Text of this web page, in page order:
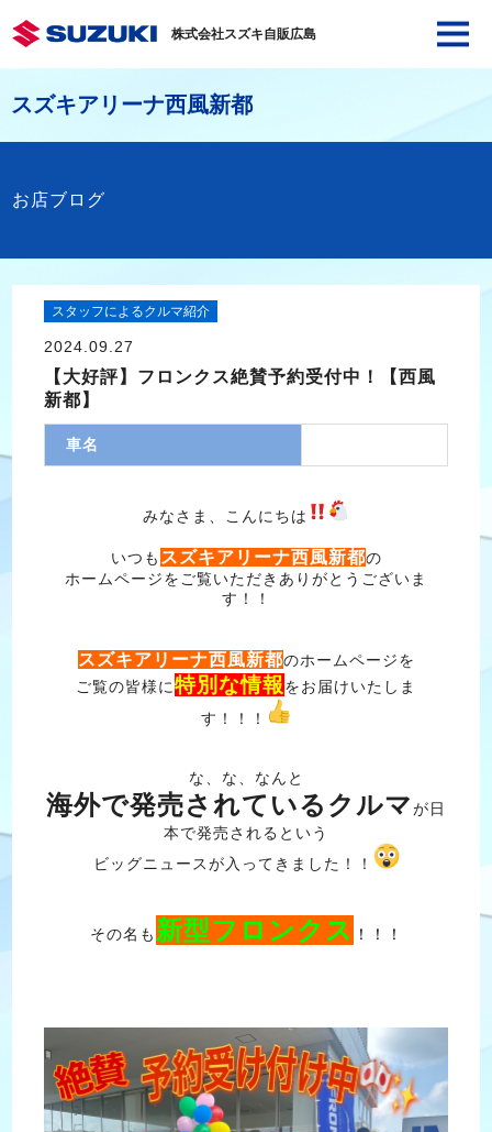
株式会社スズキ自販広島
スズキアリーナ西風新都
お店ブログ
スタッフによるクルマ紹介
2024.09.27
【大好評】フロンクス絶賛予約受付中！【西風
新都】
車名
みなさま、こんにちは
いつも スズキアリーナ西風新都の
ホームページをご覧いただきありがとうございま
す！！
スズキアリーナ西風新都のホームページを
ご覧の皆様に特別な情報をお届けいたしま
す！！！
な、な、なんと
海外で発売されているクルマが日
本で発売されるという
ビッグニュースが入ってきました！！
その名も 新型フロンクス ！！！